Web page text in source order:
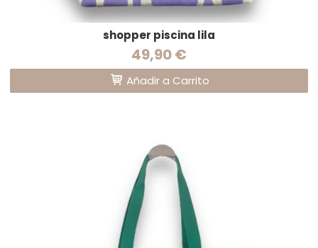
shopper piscina lila
49,90 €
Añadir a Carrito